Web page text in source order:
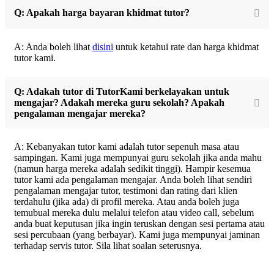
Q: Apakah harga bayaran khidmat tutor?
A: Anda boleh lihat disini untuk ketahui rate dan harga khidmat
tutor kami.
Q: Adakah tutor di TutorKami berkelayakan untuk
mengajar? Adakah mereka guru sekolah? Apakah
pengalaman mengajar mereka?
A: Kebanyakan tutor kami adalah tutor sepenuh masa atau
sampingan. Kami juga mempunyai guru sekolah jika anda mahu
(namun harga mereka adalah sedikit tinggi). Hampir kesemua
tutor kami ada pengalaman mengajar. Anda boleh lihat sendiri
pengalaman mengajar tutor, testimoni dan rating dari klien
terdahulu (jika ada) di profil mereka. Atau anda boleh juga
temubual mereka dulu melalui telefon atau video call, sebelum
anda buat keputusan jika ingin teruskan dengan sesi pertama atau
sesi percubaan (yang berbayar). Kami juga mempunyai jaminan
terhadap servis tutor. Sila lihat soalan seterusnya.